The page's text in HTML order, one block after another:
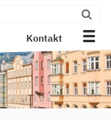
Kontakt